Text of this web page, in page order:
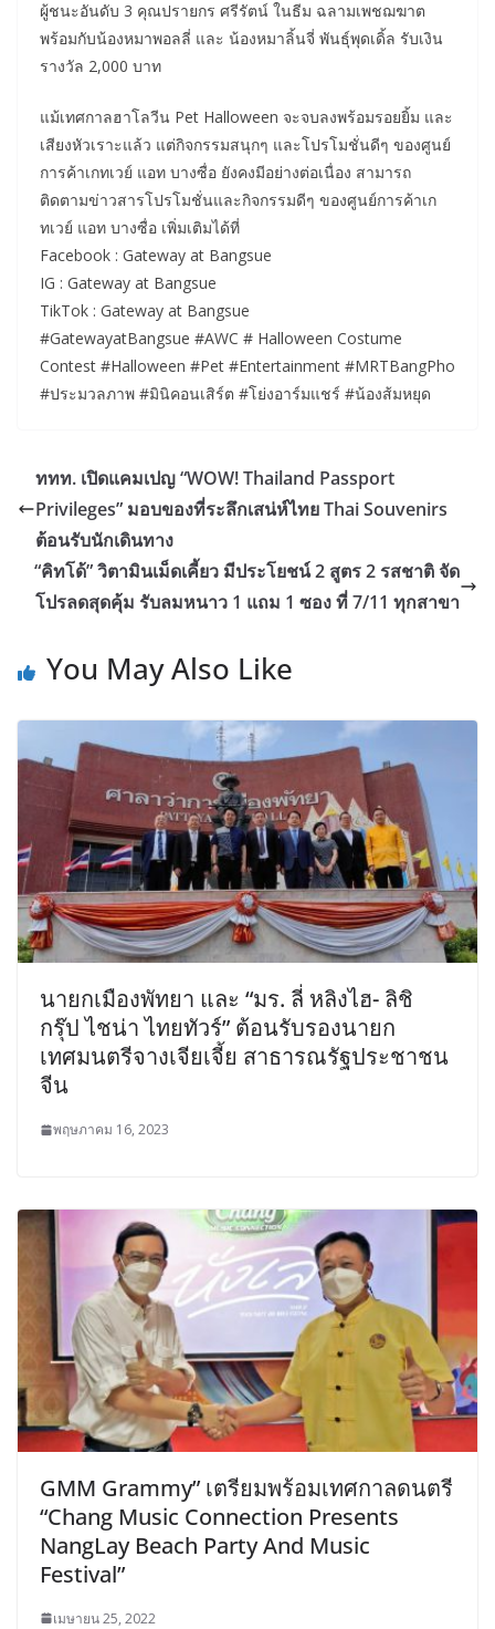
ผู้ชนะอันดับ 3 คุณปรายกร ศรีรัตน์ ในธีม ฉลามเพชฌฆาต
พร้อมกับน้องหมาพอลลี่ และ น้องหมาลิ้นจี่ พันธุ์พุดเดิ้ล รับเงิน
รางวัล 2,000 บาท
แม้เทศกาลฮาโลวีน Pet Halloween จะจบลงพร้อมรอยยิ้ม และ
เสียงหัวเราะแล้ว แต่กิจกรรมสนุกๆ และโปรโมชั่นดีๆ ของศูนย์
การค้าเกทเวย์ แอท บางซื่อ ยังคงมีอย่างต่อเนื่อง สามารถ
ติดตามข่าวสารโปรโมชั่นและกิจกรรมดีๆ ของศูนย์การค้าเก
ทเวย์ แอท บางซื่อ เพิ่มเติมได้ที่
Facebook : Gateway at Bangsue
IG : Gateway at Bangsue
TikTok : Gateway at Bangsue
#GatewayatBangsue #AWC # Halloween Costume
Contest #Halloween #Pet #Entertainment #MRTBangPho
#ประมวลภาพ #มินิคอนเสิร์ต #โย่งอาร์มแชร์ #น้องส้มหยุด
ททท. เปิดแคมเปญ “WOW! Thailand Passport
Privileges” มอบของที่ระลึกเสน่ห์ไทย Thai Souvenirs
ต้อนรับนักเดินทาง
“คิทโด้” วิตามินเม็ดเคี้ยว มีประโยชน์ 2 สูตร 2 รสชาติ จัด
โปรลดสุดคุ้ม รับลมหนาว 1 แถม 1 ซอง ที่ 7/11 ทุกสาขา
You May Also Like
นายกเมืองพัทยา และ “มร. ลี่ หลิงไฮ- ลิชิ
กรุ๊ป ไชน่า ไทยทัวร์” ต้อนรับรองนายก
เทศมนตรีจางเจียเจี้ย สาธารณรัฐประชาชน
จีน
พฤษภาคม 16, 2023
GMM Grammy” เตรียมพร้อมเทศกาล​ดนตรี​
“Chang Music Connection Presents
NangLay Beach Party And Music
Festival”
เมษายน 25, 2022